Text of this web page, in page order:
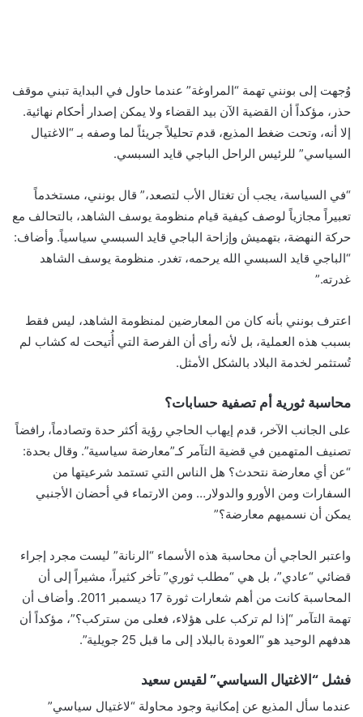
وُجهت إلى بونني تهمة “المراوغة” عندما حاول في البداية تبني موقف
حذر، مؤكداً أن القضية الآن بيد القضاء ولا يمكن إصدار أحكام نهائية.
إلا أنه، وتحت ضغط المذيع، قدم تحليلاً جريئاً لما وصفه بـ “الاغتيال
السياسي” للرئيس الراحل الباجي قايد السبسي.
“في السياسة، يجب أن تغتال الأب لتصعد،” قال بونني، مستخدماً
تعبيراً مجازياً لوصف كيفية قيام منظومة يوسف الشاهد، بالتحالف مع
حركة النهضة، بتهميش وإزاحة الباجي قايد السبسي سياسياً. وأضاف:
“الباجي قايد السبسي الله يرحمه، تغدر. منظومة يوسف الشاهد
غدرته.”
اعترف بونني بأنه كان من المعارضين لمنظومة الشاهد، ليس فقط
بسبب هذه العملية، بل لأنه رأى أن الفرصة التي أُتيحت له كشاب لم
تُستثمر لخدمة البلاد بالشكل الأمثل.
محاسبة ثورية أم تصفية حسابات؟
على الجانب الآخر، قدم إيهاب الحاجي رؤية أكثر حدة وتصادماً، رافضاً
تصنيف المتهمين في قضية التآمر كـ”معارضة سياسية”. وقال بحدة:
“عن أي معارضة نتحدث؟ هل الناس التي تستمد شرعيتها من
السفارات ومن الأورو والدولار… ومن الارتماء في أحضان الأجنبي
يمكن أن نسميهم معارضة؟”
واعتبر الحاجي أن محاسبة هذه الأسماء “الرنانة” ليست مجرد إجراء
قضائي “عادي”، بل هي “مطلب ثوري” تأخر كثيراً، مشيراً إلى أن
المحاسبة كانت من أهم شعارات ثورة 17 ديسمبر 2011. وأضاف أن
تهمة التآمر “إذا لم تركب على هؤلاء، فعلى من ستركب؟”، مؤكداً أن
هدفهم الوحيد هو “العودة بالبلاد إلى ما قبل 25 جويلية”.
فشل “الاغتيال السياسي” لقيس سعيد
عندما سأل المذيع عن إمكانية وجود محاولة “لاغتيال سياسي”